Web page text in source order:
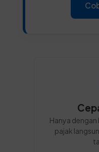
Hanya
pajak